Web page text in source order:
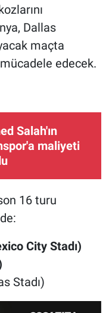
Dallas
maçta
edecek.
Salah'ın
maliyeti
16 turu
City Stadı)
Stadı)